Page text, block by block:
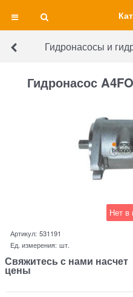
Гидронасосы и
Гидронасос
Нет в
Артикул: 531191
Ед. измерения: шт.
Свяжитесь с нами насчет
цены